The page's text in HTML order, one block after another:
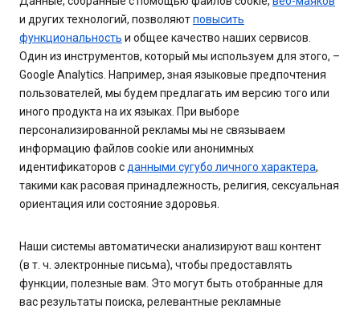
и других технологий, позволяютповысить
функциональность и общее качество наших сервисов.
Один из инструментов, который мы используем для этого, –
Google Analytics. Например, зная языковые предпочтения
пользователей, мы будем предлагать им версию того или
иного продукта на их языках. При выборе
персонализированной рекламы мы не связываем
информацию файлов cookie или анонимных
идентификаторов сданными сугубо личного характера,
такими как расовая принадлежность, религия, сексуальная
ориентация или состояние здоровья.
Наши системы автоматически анализируют ваш контент
(в т. ч. электронные письма), чтобы предоставлять
функции, полезные вам. Это могут быть отобранные для
вас результаты поиска, релевантные рекламные